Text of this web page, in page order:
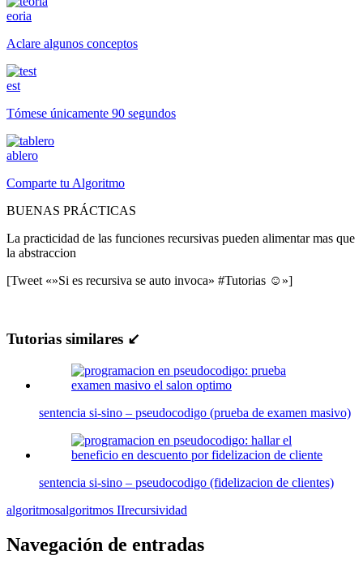
eoria
Aclare algunos conceptos
est
Tómese únicamente 90 segundos
ablero
Comparte tu Algoritmo
BUENAS PRÁCTICAS
La practicidad de las funciones recursivas pueden alimentar mas que
la abstraccion
[Tweet «»Si es recursiva se auto invoca» #Tutorias ☺»]
Tutorias similares ↙
sentencia si-sino – pseudocodigo (prueba de examen masivo)
sentencia si-sino – pseudocodigo (fidelizacion de clientes)
algoritmosalgoritmos IIrecursividad
Navegación de entradas